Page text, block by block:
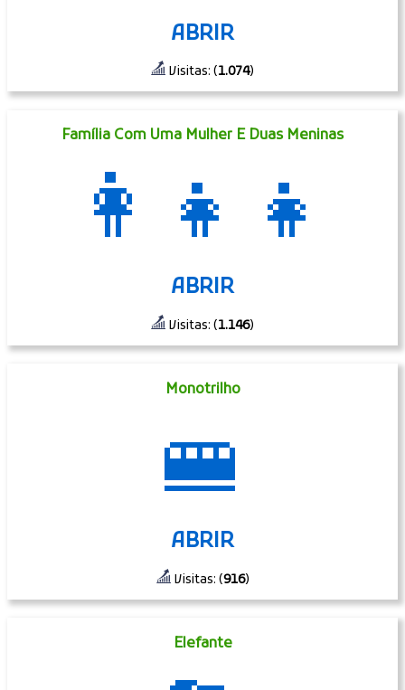
ABRIR
Visitas: (1.074)
Família Com Uma Mulher E Duas Meninas
👩‍👧‍👧
ABRIR
Visitas: (1.146)
Monotrilho
🚝
ABRIR
Visitas: (916)
Elefante